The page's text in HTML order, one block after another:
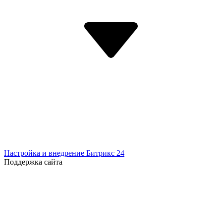
Настройка и внедрение Битрикс 24
Поддержка сайта